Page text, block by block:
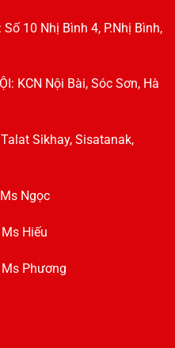
Số 10 Nhị Bình 4, P.Nhị Bình,
KCN Nội Bài, Sóc Sơn, Hà
Sikhay, Sisatanak,
Ngọc
Hiếu
Phương